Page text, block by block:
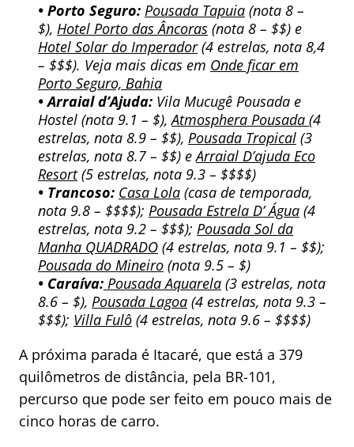
• Porto Seguro: Pousada Tapuia (nota 8 –
$), Hotel Porto das Âncoras (nota 8 – $$) e
Hotel Solar do Imperador(4 estrelas, nota 8,4
– $$$). Veja mais dicas em Onde ficar em
Porto Seguro, Bahia
• Arraial d’Ajuda: Vila Mucugê Pousada e
Hostel (nota 9.1 – $),Atmosphera Pousada (4
estrelas, nota 8.9 – $$), Pousada Tropical (3
estrelas, nota 8.7 – $$) eArraial D’ajuda Eco
Resort(5 estrelas, nota 9.3 – $$$$)
• Trancoso: Casa Lola (casa de temporada,
nota 9.8 – $$$$); Pousada Estrela D’ Água (4
estrelas, nota 9.2 – $$$); Pousada Sol da
Manha QUADRADO (4 estrelas, nota 9.1 – $$);
Pousada do Mineiro (nota 9.5 – $)
• Caraíva: Pousada Aquarela (3 estrelas, nota
8.6 – $), Pousada Lagoa (4 estrelas, nota 9.3 –
$$$); Villa Fulô (4 estrelas, nota 9.6 – $$$$)
A próxima parada é Itacaré, que está a 379
quilômetros de distância, pela BR-101,
percurso que pode ser feito em pouco mais de
cinco horas de carro.